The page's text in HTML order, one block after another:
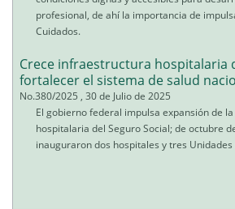
profesional, de ahí la importancia de
Cuidados.
Crece infraestructura hospitalaria
fortalecer el sistema de salud
No.380/2025 , 30 de Julio de 2025
El gobierno federal impulsa expansión de
hospitalaria del Seguro Social; de octubre
inauguraron dos hospitales y tres